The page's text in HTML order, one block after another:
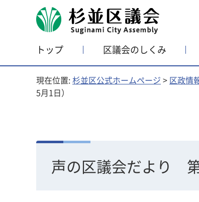
杉並区議会
トップ 区議会のしくみ
現在位置:杉並区公式ホームページ > 区政情
5月1日）
声の区議会だより